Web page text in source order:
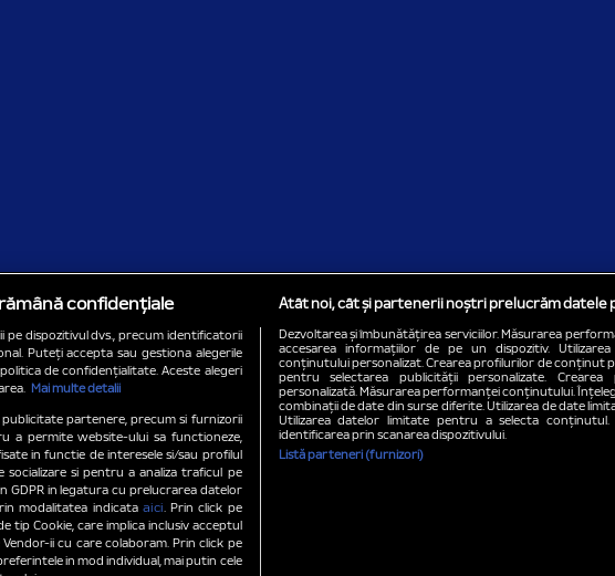
confidențiale
pe dispozitivul dvs., precum identificatorii
Puteți accepta sau gestiona alegerile
de confidențialitate. Aceste alegeri
Mai multe detalii
publicitate partenere, precum si furnizorii
a permite website-ului sa functioneze,
in functie de interesele si/sau profilul
si pentru a analiza traficul pe
GDPR in legatura cu prelucrarea datelor
modalitatea indicata aici . Prin click pe
tip Cookie, care implica inclusiv acceptul
ii cu care colaboram. Prin click pe
preferintele in mod individual, mai putin cele
Atât noi, cât și partenerii noștri prelucrăm datele
Dezvoltarea și îmbunătățirea serviciilor. Măsurarea
accesarea informațiilor de pe un dispozitiv.
conținutului personalizat. Crearea profilurilor de conținut
pentru selectarea publicității personalizate.
personalizată. Măsurarea performanței conținutului.
combinații de date din surse diferite. Utilizarea de date
Utilizarea datelor limitate pentru a selecta
identificarea prin scanarea dispozitivului.
Listă parteneri (furnizori)